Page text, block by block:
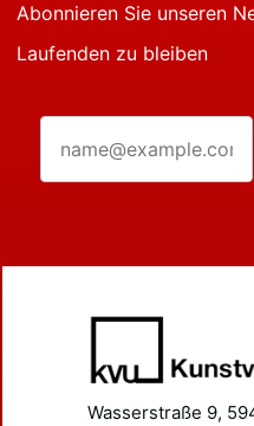
Abonnieren Sie unseren
Laufenden zu bleiben
Wasserstraße 9,